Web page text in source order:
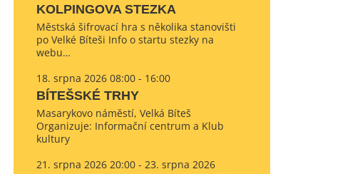
KOLPINGOVA STEZKA
Městská šifrovací hra s několika stanovišti
po Velké Bíteši Info o startu stezky na
webu…
18. srpna 2026 08:00 - 16:00
BÍTEŠSKÉ TRHY
Masarykovo náměstí, Velká Bíteš
Organizuje: Informační centrum a Klub
kultury
21. srpna 2026 20:00 - 23. srpna 2026